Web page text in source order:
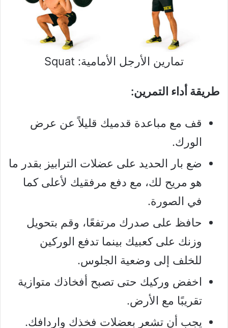
تمارين الأرجل الأمامية: Squat
طريقة أداء التمرين:
قف مع مباعدة قدميك قليلاً عن عرض
الورك.
ضع بار الحديد على عضلات الترابيز بقدر ما
هو مريح لك، مع دفع مرفقيك لأعلى كما
في الصورة.
حافظ على صدرك مرتفعًا، وقم بتحويل
وزنك على كعبيك بينما تدفع الوركين
للخلف إلى وضعية الجلوس.
اخفض وركيك حتى تصبح أفخاذك متوازية
تقريبًا مع الأرض.
يجب أن تشعر بِعضلات فخذك واردافك.